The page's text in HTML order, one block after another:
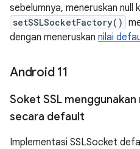
sebelumnya, meneruskan null
setSSLSocketFactory()
dengan meneruskan nilai
Android 11
Soket SSL
secara default
Implementasi SSLSocket